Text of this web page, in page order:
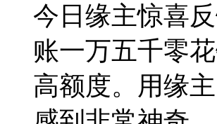
今日缘主惊喜
账一万五千零
高额度。用缘